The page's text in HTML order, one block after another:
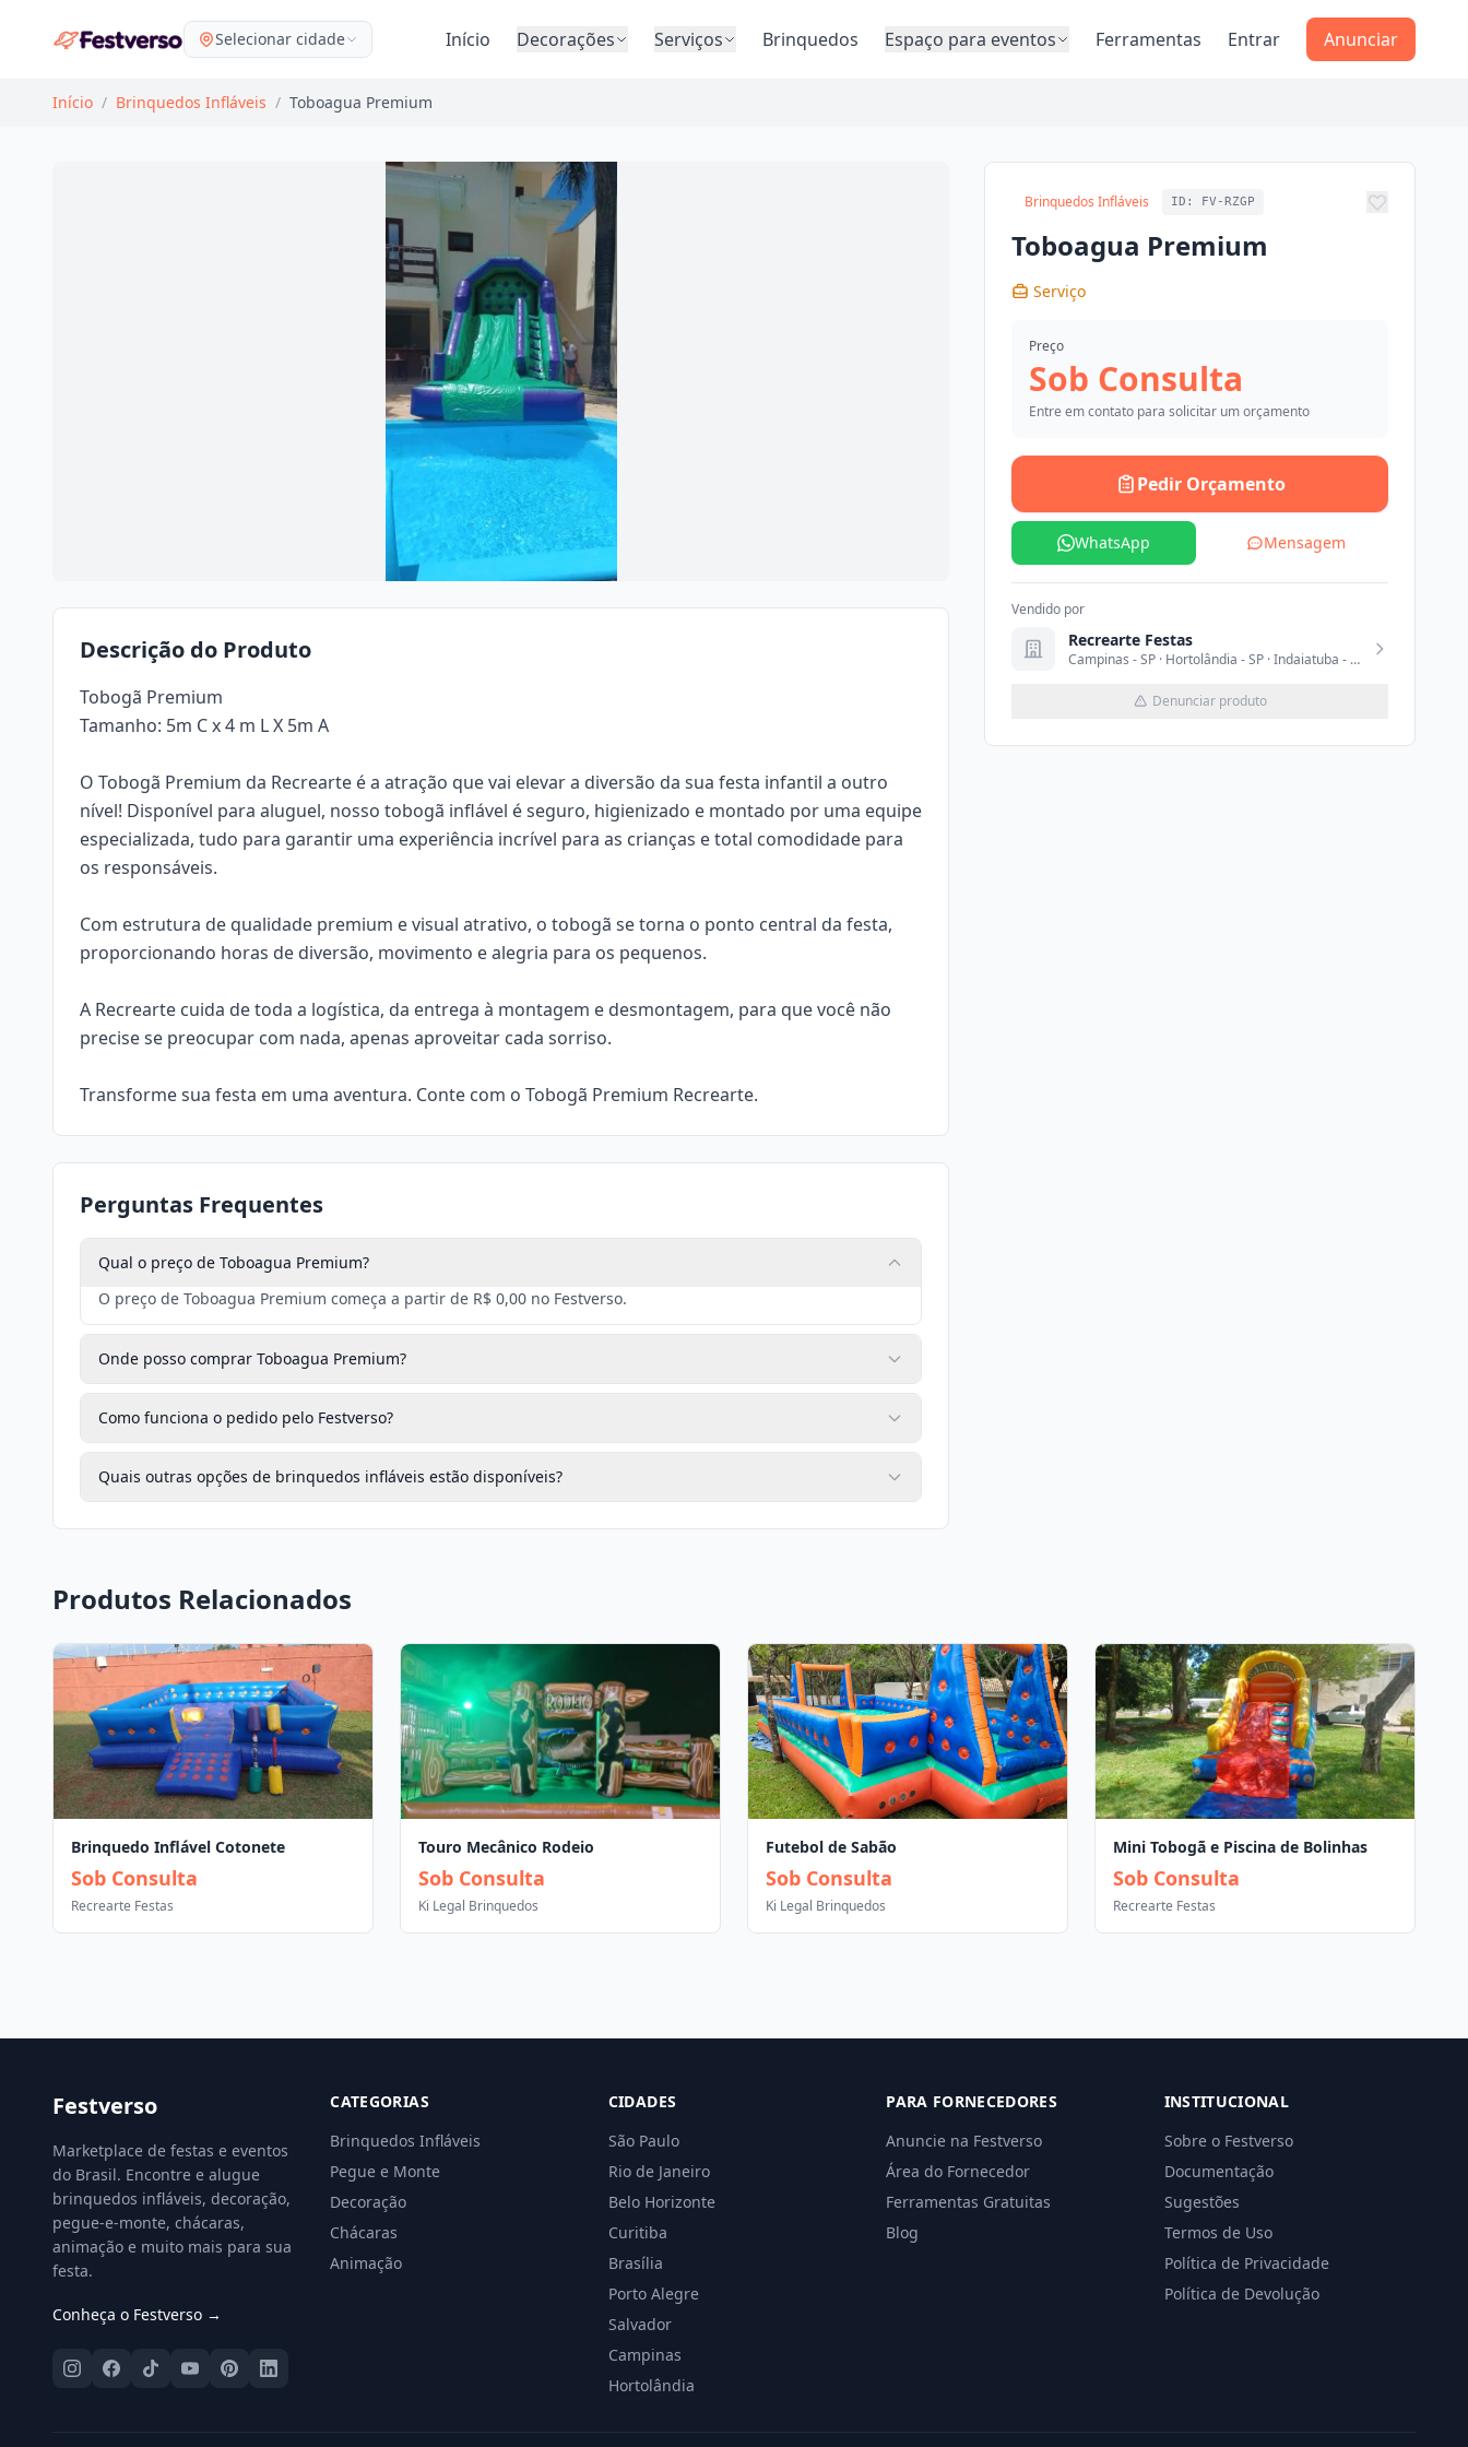
Selecionar cidade Início Decorações Serviços Brinquedos Espaço para eventos Ferramentas Entrar Anunciar
Início / Brinquedos Infláveis / Toboagua Premium
Descrição do Produto
Tobogã Premium
Tamanho: 5m C x 4 m L X 5m A
O Tobogã Premium da Recrearte é a atração que vai elevar a diversão da sua festa infantil a outro
nível! Disponível para aluguel, nosso tobogã inflável é seguro, higienizado e montado por uma equipe
especializada, tudo para garantir uma experiência incrível para as crianças e total comodidade para
os responsáveis.
Com estrutura de qualidade premium e visual atrativo, o tobogã se torna o ponto central da festa,
proporcionando horas de diversão, movimento e alegria para os pequenos.
A Recrearte cuida de toda a logística, da entrega à montagem e desmontagem, para que você não
precise se preocupar com nada, apenas aproveitar cada sorriso.
Transforme sua festa em uma aventura. Conte com o Tobogã Premium Recrearte.
Perguntas Frequentes
Qual o preço de Toboagua Premium?
O preço de Toboagua Premium começa a partir de R$ 0,00 no Festverso.
Onde posso comprar Toboagua Premium?
Como funciona o pedido pelo Festverso?
Quais outras opções de brinquedos infláveis estão disponíveis?
Brinquedos Infláveis ID: FV-RZGP
Toboagua Premium
Serviço
Preço
Sob Consulta
Entre em contato para solicitar um orçamento
Pedir Orçamento
WhatsApp Mensagem
Vendido por
Recrearte Festas
Campinas - SP · Hortolândia - SP · Indaiatuba - SP · Paulínia - SP · Sumaré - SP
Denunciar produto
Produtos Relacionados
Brinquedo Inflável Cotonete
Sob Consulta
Recrearte Festas
Touro Mecânico Rodeio
Sob Consulta
Ki Legal Brinquedos
Futebol de Sabão
Sob Consulta
Ki Legal Brinquedos
Mini Tobogã e Piscina de Bolinhas
Sob Consulta
Recrearte Festas
Festverso
Marketplace de festas e eventos
do Brasil. Encontre e alugue
brinquedos infláveis, decoração,
pegue-e-monte, chácaras,
animação e muito mais para sua
festa.
Conheça o Festverso →
CATEGORIAS
Brinquedos Infláveis
Pegue e Monte
Decoração
Chácaras
Animação
CIDADES
São Paulo
Rio de Janeiro
Belo Horizonte
Curitiba
Brasília
Porto Alegre
Salvador
Campinas
Hortolândia
PARA FORNECEDORES
Anuncie na Festverso
Área do Fornecedor
Ferramentas Gratuitas
Blog
INSTITUCIONAL
Sobre o Festverso
Documentação
Sugestões
Termos de Uso
Política de Privacidade
Política de Devolução